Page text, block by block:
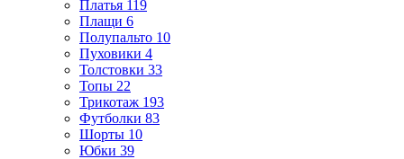
Платья 119
Плащи 6
Полупальто 10
Пуховики 4
Толстовки 33
Топы 22
Трикотаж 193
Футболки 83
Шорты 10
Юбки 39